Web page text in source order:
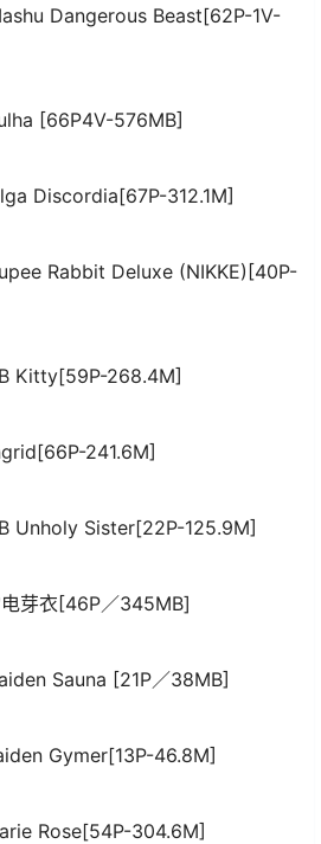
Dangerous Beast[62P-1V-
[66P4V-576MB]
Discordia[67P-312.1M]
Rabbit Deluxe (NIKKE)[40P-
Kitty[59P-268.4M]
241.6M]
Unholy Sister[22P-125.9M]
芽衣[46P／345MB]
Sauna [21P／38MB]
Gymer[13P-46.8M]
Rose[54P-304.6M]